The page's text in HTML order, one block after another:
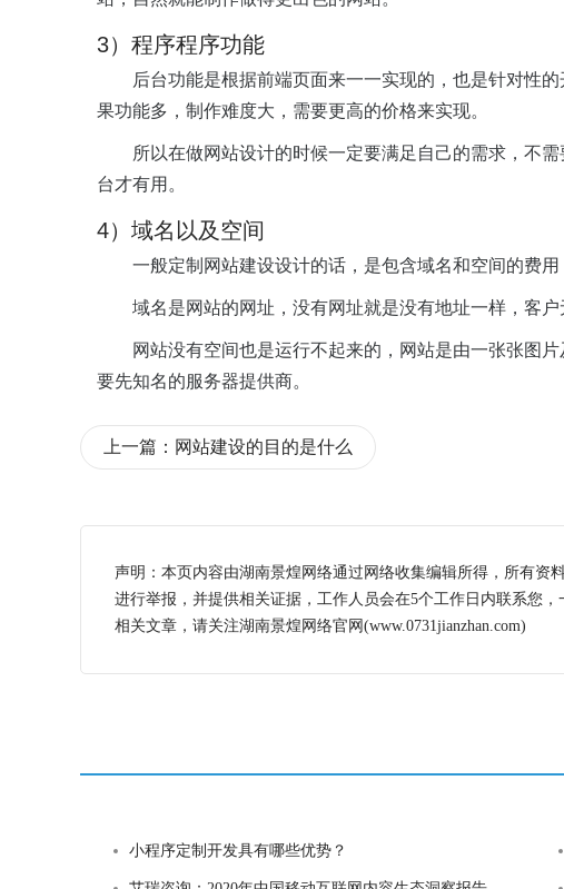
3）程序程序功能
后台功能是根据前端页面来一一实现的，也是针对性
果功能多，制作难度大，需要更高的价格来实现。
所以在做网站设计的时候一定要满足自己的需求，不
台才有用。
4）域名以及空间
一般定制网站建设设计的话，是包含域名和空间的费
域名是网站的网址，没有网址就是没有地址一样，客户
网站没有空间也是运行不起来的，网站是由一张张图
要先知名的服务器提供商。
上一篇： 网站建设的目的是什么
声明：本页内容由湖南景煌网络通过网络收集编辑所得，所有资
进行举报，并提供相关证据，工作人员会在5个工作日内联系您
相关文章，请关注湖南景煌网络官网(www.0731jianzhan.com)
小程序定制开发具有哪些优势？